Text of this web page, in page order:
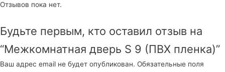
Отзывов пока нет.
Будьте первым, кто оставил отзыв на
“Межкомнатная дверь S 9 (ПВХ пленка)”
Ваш адрес email не будет опубликован. Обязательные поля